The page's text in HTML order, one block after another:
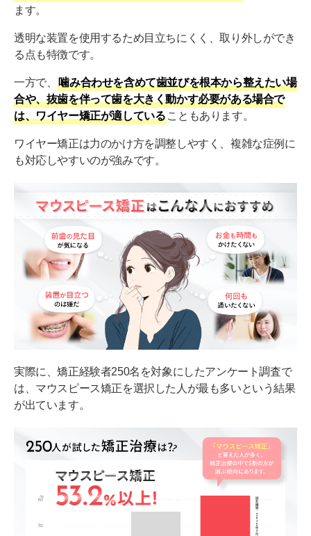
ます。
透明な装置を使用するため目立ちにくく、取り外しができ
る点も特徴です。
一方で、
噛み合わせを含めて歯並びを根本から整えたい場
合や、抜歯を伴って歯を大きく動かす必要がある場合で
は、ワイヤー矯正が適している こともあります。
ワイヤー矯正は力のかけ方を調整しやすく、複雑な症例に
も対応しやすいのが強みです。
実際に、矯正経験者250名を対象にしたアンケート調査で
は、マウスピース矯正を選択した人が最も多いという結果
が出ています。